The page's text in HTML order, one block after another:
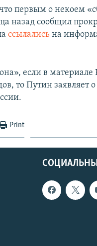
первым о некоем
назад сообщил
ссылались на
если в материале
то Путин заявляет
Print